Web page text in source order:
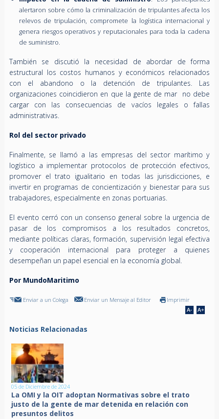
alertaron sobre cómo la criminalización de tripulantes afecta los
relevos de tripulación, compromete la logística internacional y
genera riesgos operativos y reputacionales para toda la cadena
de suministro.
También se discutió la necesidad de abordar de forma
estructural los costos humanos y económicos relacionados
con el abandono o la detención de tripulantes. Las
organizaciones coincidieron en que la gente de mar no debe
cargar con las consecuencias de vacíos legales o fallas
administrativas.
Rol del sector privado
Finalmente, se llamó a las empresas del sector marítimo y
logístico a implementar protocolos de protección efectivos,
promover el trato igualitario en todas las jurisdicciones, e
invertir en programas de concientización y bienestar para sus
trabajadores, especialmente en zonas portuarias.
El evento cerró con un consenso general sobre la urgencia de
pasar de los compromisos a los resultados concretos,
mediante políticas claras, formación, supervisión legal efectiva
y cooperación internacional para proteger a quienes
desempeñan un papel esencial en la economía global.
Por MundoMaritimo
Enviar a un Colega Enviar un Mensaje al Editor Imprimir
Noticias Relacionadas
05 de Diciembre de 2024
La OMI y la OIT adoptan Normativas sobre el trato
justo de la gente de mar detenida en relación con
presuntos delitos